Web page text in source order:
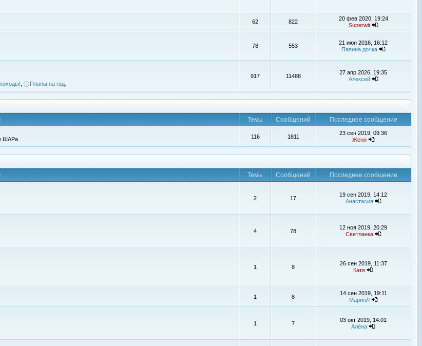
62 822
20 фев 2020, 19:24
Superwit
78 553
21 июн 2016, 16:12
Папина дочка
Планы на год.
917 11488
27 апр 2026, 19:35
Алексей
Темы Сообщений
Последнее сообщение
ШАРа. 116 1811
23 сен 2019, 09:36
Женя
Темы Сообщений
Последнее сообщение
2 17
19 сен 2019, 14:12
Анастасия
4 78
12 ноя 2019, 20:29
Светланка
1 8
26 сен 2019, 11:37
Катя
1 8
14 сен 2019, 19:11
МарияЛ
1 7
03 окт 2019, 14:01
Алёна